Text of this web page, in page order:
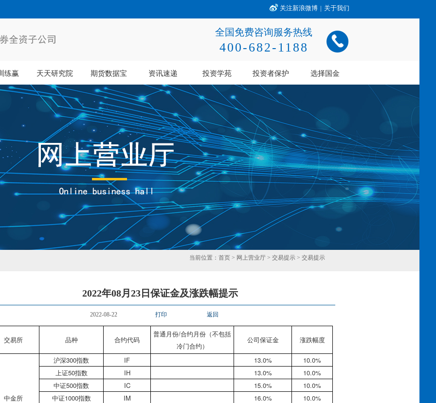
关注新浪微博 | 关于我们
全国免费咨询服务热线
400-682-1188
练赢 天天研究院 期货数据宝 资讯速递 投资学苑 投资者保护 选择国金
当前位置： 首页 > 网上营业厅 > 交易提示 > 交易提示
2022年08月23日保证金及涨跌幅提示
2022-08-22 打印 返回
交易所 品种 合约代码
普通月份/合约月份（不包括
冷门合约）
公司保证金 涨跌幅度
中金所
沪深300指数 IF 13.0%
10.0%
上证50指数
IH 13.0%
10.0%
中证500指数
IC 15.0%
10.0%
中证1000指数
IM 16.0%
10.0%